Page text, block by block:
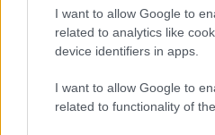
I want to allow Google to
related to analytics like
device identifiers in apps.
I want to allow Google to
related to functionality of